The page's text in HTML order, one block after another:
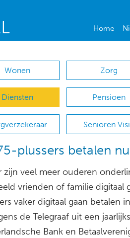
Home
Wonen Zorg
Diensten Pensioen
Senioren
plussers betalen
zijn veel meer ouderen
vrienden of familie digitaal
vaker digitaal gaan betalen
de Telegraaf uit een
Bank en